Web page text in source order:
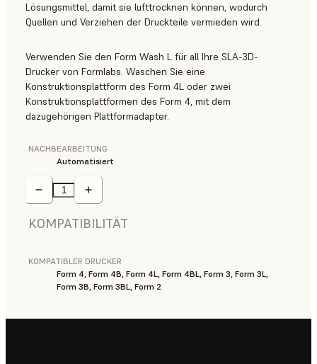
Lösungsmittel, damit sie lufttrocknen können, wodurch
Quellen und Verziehen der Druckteile vermieden wird.
Verwenden Sie den Form Wash L für all Ihre SLA-3D-
Drucker von Formlabs. Waschen Sie eine
Konstruktionsplattform des Form 4L oder zwei
Konstruktionsplattformen des Form 4, mit dem
dazugehörigen Plattformadapter.
NACHBEARBEITUNG
Automatisiert
KOMPATIBILITÄT
KOMPATIBLER DRUCKER
Form 4, Form 4B, Form 4L, Form 4BL, Form 3, Form 3L,
Form 3B, Form 3BL, Form 2